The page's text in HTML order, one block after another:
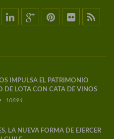
IMPULSA EL PATRIMONIO
DE LOTA CON CATA DE VINOS
10894
LA NUEVA FORMA DE EJERCER